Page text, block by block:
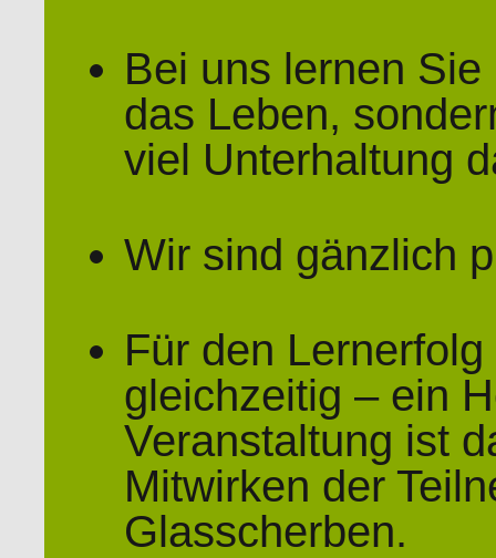
Bei uns lernen
das Leben,
viel Unterhaltung
Wir sind gänzlich
Für den
gleichzeitig – ein
Veranstaltung ist
Mitwirken der
Glasscherben.